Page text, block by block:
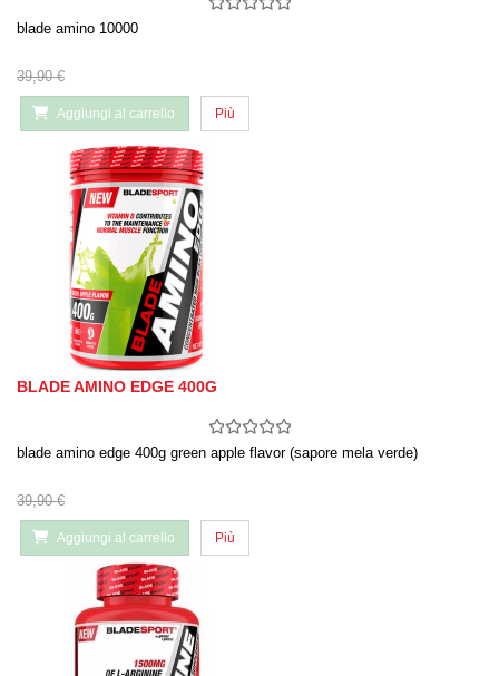
blade amino 10000
39,90 €
Aggiungi al carrello Più
BLADE AMINO EDGE 400G
blade amino edge 400g green apple flavor (sapore mela verde)
39,90 €
Aggiungi al carrello Più